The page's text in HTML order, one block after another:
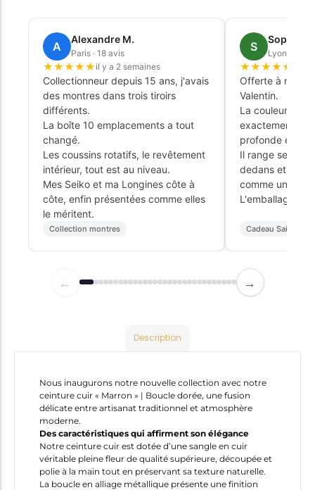
A
Alexandre M.
Paris · 18 avis
★★★★★ il y a 2 semaines
Collectionneur depuis 15 ans, j'avais
des montres dans trois tiroirs
différents.
La boîte 10 emplacements a tout
changé.
Les coussins rotatifs, le revêtement
intérieur, tout est au niveau.
Mes Seiko et ma Longines côte à
côte, enfin présentées comme elles
le méritent.
Collection montres
S
Sophie L.
Lyon · 9
★★★★★
Offerte à mon
Valentin.
La couleur
exactement
profonde et
Il range ses
dedans et ça
comme un
L'emballage
Cadeau Saint-
← →
Description
Nous inaugurons notre nouvelle collection avec notre
ceinture cuir « Marron » | Boucle dorée, une fusion
délicate entre artisanat traditionnel et atmosphère
moderne.
Des caractéristiques qui affirment son élégance
Notre ceinture cuir est dotée d’une sangle en cuir
véritable pleine fleur de qualité supérieure, découpée et
polie à la main tout en préservant sa texture naturelle.
La boucle en alliage métallique présente une finition